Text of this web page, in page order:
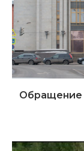
Обращение